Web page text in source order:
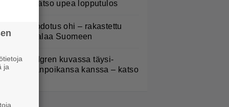
– katso upea lopputulos
vuoden odotus ohi – rakastettu
palaa Suomeen
Lindgren kuvassa täysi-
pojanpoikansa kanssa – katso
ja